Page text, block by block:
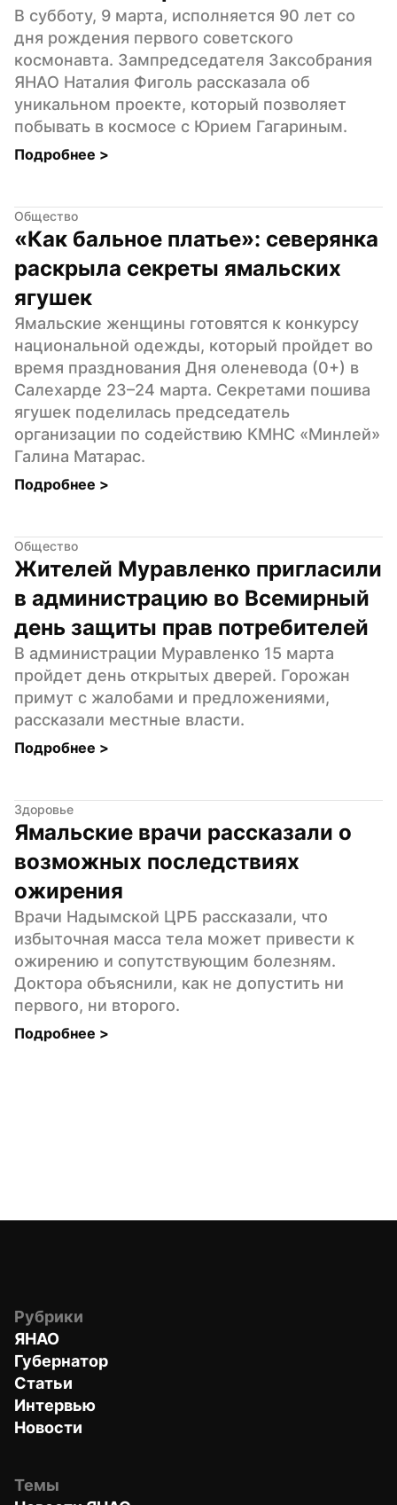
В субботу, 9 марта, исполняется 90 лет со
дня рождения первого советского
космонавта. Зампредседателя Заксобрания
ЯНАО Наталия Фиголь рассказала об
уникальном проекте, который позволяет
побывать в космосе с Юрием Гагариным.
Подробнее >
Общество
«Как бальное платье»: северянка
раскрыла секреты ямальских
ягушек
Ямальские женщины готовятся к конкурсу
национальной одежды, который пройдет во
время празднования Дня оленевода (0+) в
Салехарде 23–24 марта. Секретами пошива
ягушек поделилась председатель
организации по содействию КМНС «Минлей»
Галина Матарас.
Подробнее >
Общество
Жителей Муравленко пригласили
в администрацию во Всемирный
день защиты прав потребителей
В администрации Муравленко 15 марта
пройдет день открытых дверей. Горожан
примут с жалобами и предложениями,
рассказали местные власти.
Подробнее >
Здоровье
Ямальские врачи рассказали о
возможных последствиях
ожирения
Врачи Надымской ЦРБ рассказали, что
избыточная масса тела может привести к
ожирению и сопутствующим болезням.
Доктора объяснили, как не допустить ни
первого, ни второго.
Подробнее >
Рубрики
ЯНАО
Губернатор
Статьи
Интервью
Новости
Темы